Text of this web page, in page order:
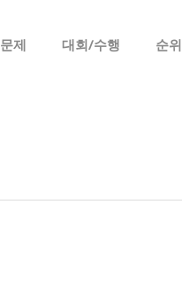
문제 대회/수행 순위